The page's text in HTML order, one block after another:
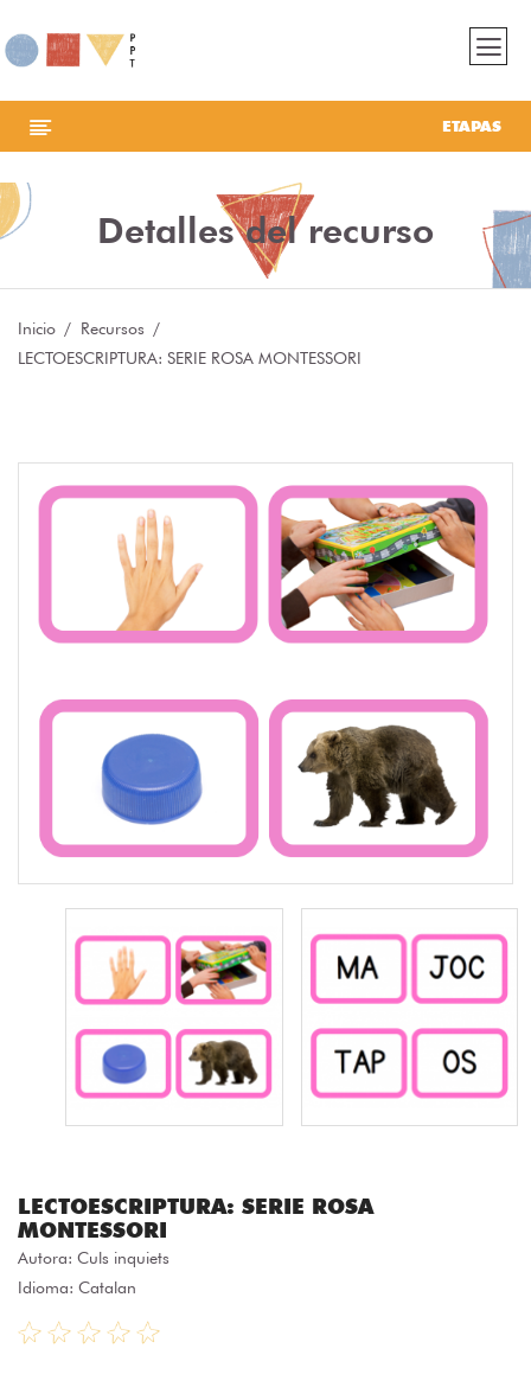
ETAPAS
Detalles del recurso
Inicio
Recursos
LECTOESCRIPTURA: SERIE ROSA MONTESSORI
LECTOESCRIPTURA: SERIE ROSA
MONTESSORI
Autora: Culs inquiets
Idioma: Catalan